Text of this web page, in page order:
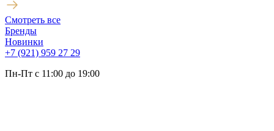
Смотреть все
Бренды
Новинки
+7 (921) 959 27 29
Пн-Пт с 11:00 до 19:00